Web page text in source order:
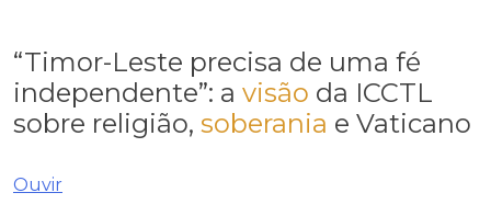
“Timor-Leste precisa de uma fé
independente”: a visão da ICCTL
sobre religião, soberania e Vaticano
Ouvir